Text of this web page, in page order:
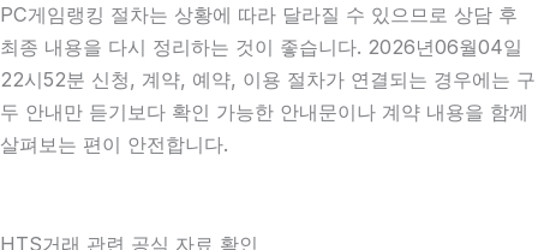
PC게임랭킹 절차는 상황에 따라 달라질 수 있으므로 상담 후
최종 내용을 다시 정리하는 것이 좋습니다. 2026년06월04일
22시52분 신청, 계약, 예약, 이용 절차가 연결되는 경우에는 구
두 안내만 듣기보다 확인 가능한 안내문이나 계약 내용을 함께
살펴보는 편이 안전합니다.
HTS거래 관련 공식 자료 확인